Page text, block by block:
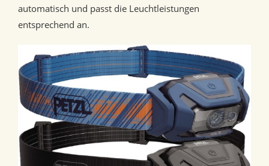
automatisch und passt die Leuchtleistungen
entsprechend an.